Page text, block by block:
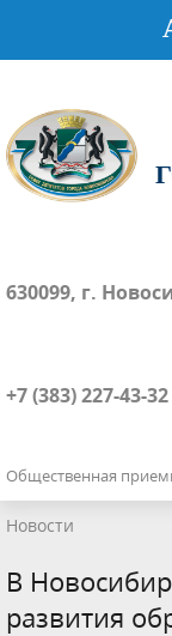
630099, г.
+7 (383) 227-43-32
Общественная
Новости
В
развития